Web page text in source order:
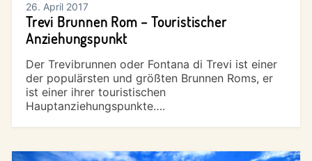
26. April 2017
Trevi Brunnen Rom – Touristischer
Anziehungspunkt
Der Trevibrunnen oder Fontana di Trevi ist einer
der populärsten und größten Brunnen Roms, er
ist einer ihrer touristischen
Hauptanziehungspunkte….